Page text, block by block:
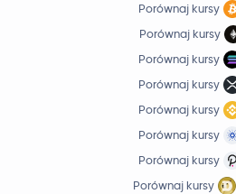
Porównaj kursy
Porównaj kursy
Porównaj kursy
Porównaj kursy
Porównaj kursy
Porównaj kursy
Porównaj kursy
Porównaj kursy